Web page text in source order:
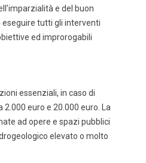
e del buon
eseguire tutti gli interventi
ed improrogabili
essenziali, in caso di
euro e 20.000 euro. La
ad opere e spazi pubblici
elevato o molto